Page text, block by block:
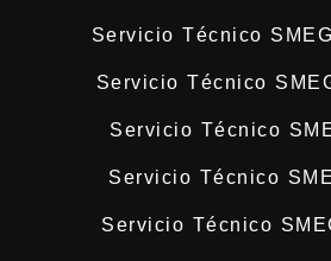
Servicio Técnico
Servicio Técnico
Servicio Técnico
Servicio Técnico
Servicio Técnico